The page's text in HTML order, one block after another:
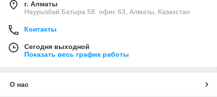
г. Алматы
Наурызбай Батыра 58. офис 63, Алматы, Казахстан
Контакты
Сегодня выходной
Показать весь график работы
О нас